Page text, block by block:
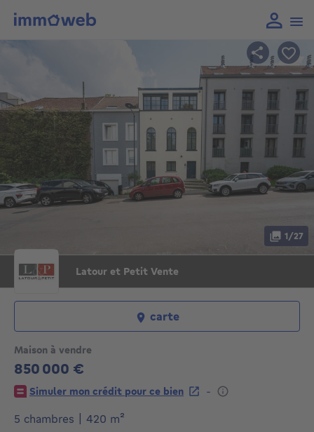
Maison à vendre
850 000 €
850000€
Simuler mon crédit pour ce bien
-
5 chambres
420 m²
Latour et Petit Vente
1/27
carte